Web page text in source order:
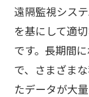
遠隔監視シス
を基にして適
です。長期間
で、さまざま
たデータが大